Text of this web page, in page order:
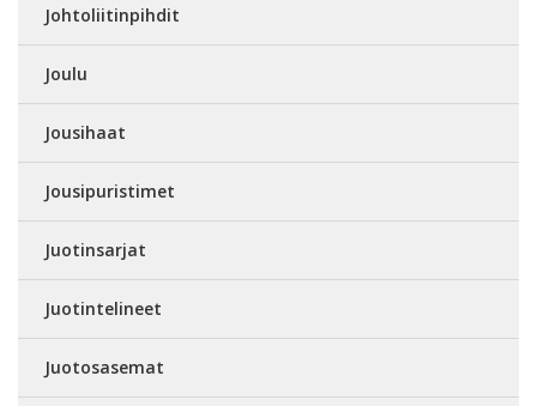
Johtoliitinpihdit
Joulu
Jousihaat
Jousipuristimet
Juotinsarjat
Juotintelineet
Juotosasemat